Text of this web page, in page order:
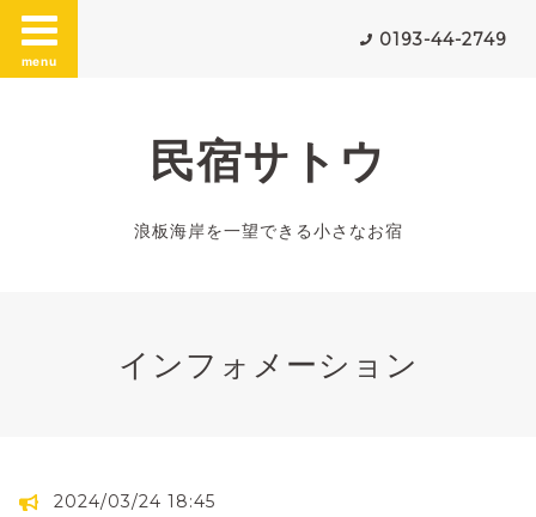
menu
0193-44-2749
民宿サトウ
浪板海岸を一望できる小さなお宿
インフォメーション
2024/03/24 18:45